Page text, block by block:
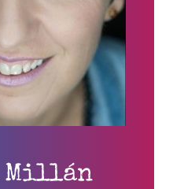
Millán